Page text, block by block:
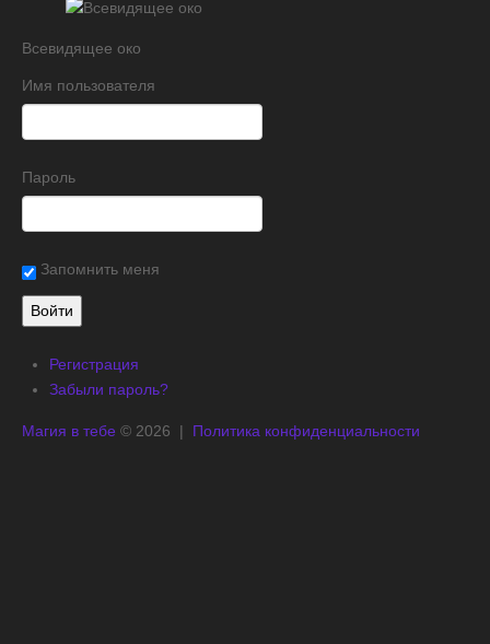
Всевидящее око
Имя пользователя
Пароль
Запомнить меня
Регистрация
Забыли пароль?
Магия в тебе © 2026 | Политика конфиденциальности